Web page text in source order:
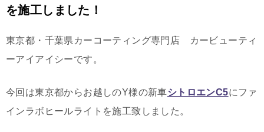
を施工しました！
東京都・千葉県カーコーティング専門店 カービューティ
ーアイアイシーです。
今回は東京都からお越しのY様の新車シトロエンC5にファ
インラボヒールライトを施工致しました。